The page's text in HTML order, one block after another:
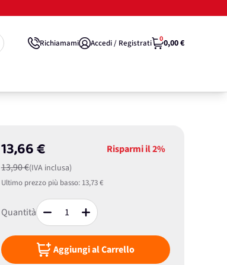
Richiamami Accedi / Registrati 00,00 €
13,66 €
13,90 €(IVA inclusa)
Risparmi il2%
Ultimo prezzo più basso: 13,73 €
Quantità
Aggiungi al Carrello